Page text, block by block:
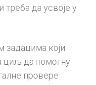
треба да усвоје у
задацима који
циљ да помогну
провере